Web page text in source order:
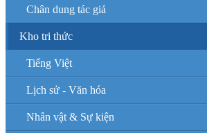
Chân dung tác giả
Kho tri thức
Tiếng Việt
Lịch sử - Văn hóa
Nhân vật & Sự kiện